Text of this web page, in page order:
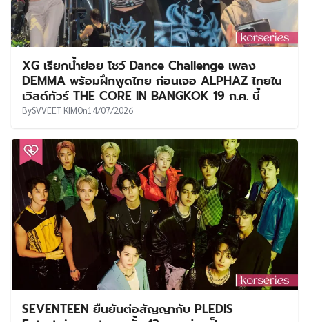
XG เรียกน้ำย่อย โชว์ Dance Challenge เพลง
DEMMA พร้อมฝึกพูดไทย ก่อนเจอ ALPHAZ ไทยใน
เวิลด์ทัวร์ THE CORE IN BANGKOK 19 ก.ค. นี้
BySVVEET KIMOn14/07/2026
SEVENTEEN ยืนยันต่อสัญญากับ PLEDIS